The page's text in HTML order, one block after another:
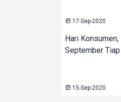
17-Sep-2020
Hari
September
15-Sep-2020